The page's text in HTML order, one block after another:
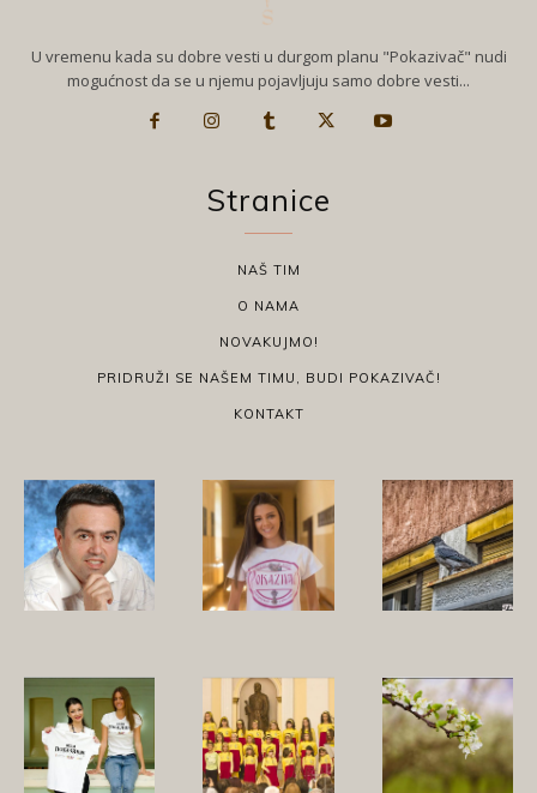
U vremenu kada su dobre vesti u durgom planu "Pokazivač" nudi
mogućnost da se u njemu pojavljuju samo dobre vesti...
Stranice
NAŠ TIM
O NAMA
NOVAKUJMO!
PRIDRUŽI SE NAŠEM TIMU, BUDI POKAZIVAČ!
KONTAKT